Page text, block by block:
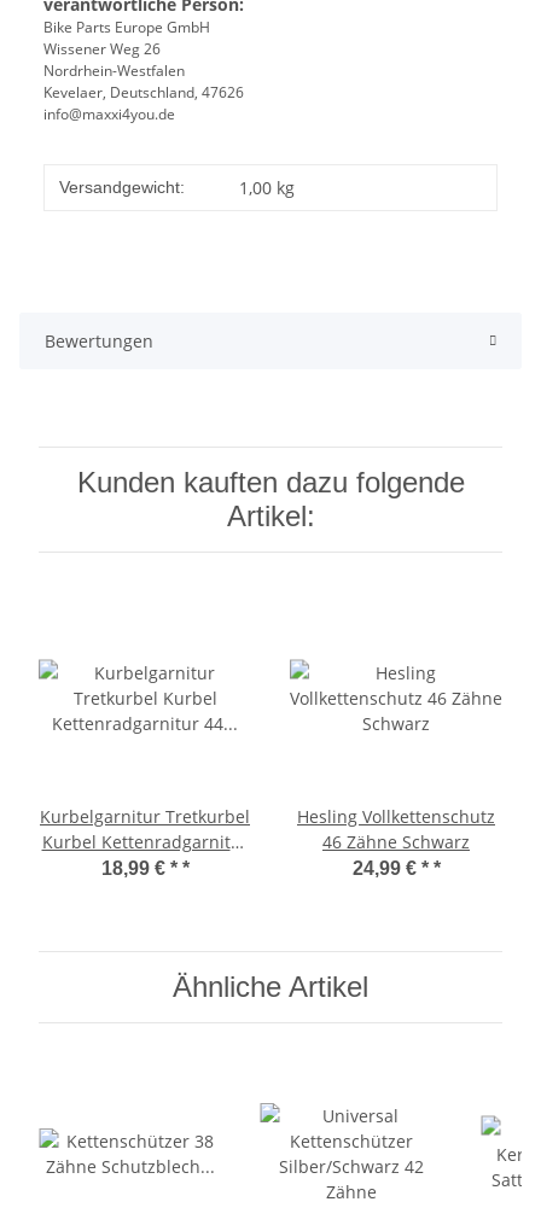
Bike Parts Europe GmbH
Wissener Weg 26
Nordrhein-Westfalen
Kevelaer, Deutschland, 47626
info@maxxi4you.de
Versandgewicht: 1,00 kg
Bewertungen
Kunden kauften dazu folgende
Artikel:
Kurbelgarnitur Tretkurbel
Kurbel Kettenradgarnitur
44 Zähne Schwarz
18,99 € * *
Hesling Vollkettenschutz
46 Zähne Schwarz
24,99 € * *
Ähnliche Artikel